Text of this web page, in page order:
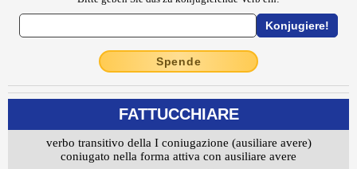
Spende
FATTUCCHIARE
verbo transitivo della I coniugazione (ausiliare avere)
coniugato nella forma attiva con ausiliare avere